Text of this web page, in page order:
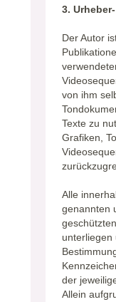
3.
Der Autor
von ihm
Texte zu
Grafiken,
Alle
genannten
unterliegen
der
Allein